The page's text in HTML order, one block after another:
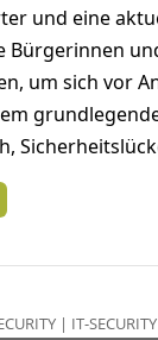
und eine
Bürgerinnen
um sich vor
| IT-SECURITY